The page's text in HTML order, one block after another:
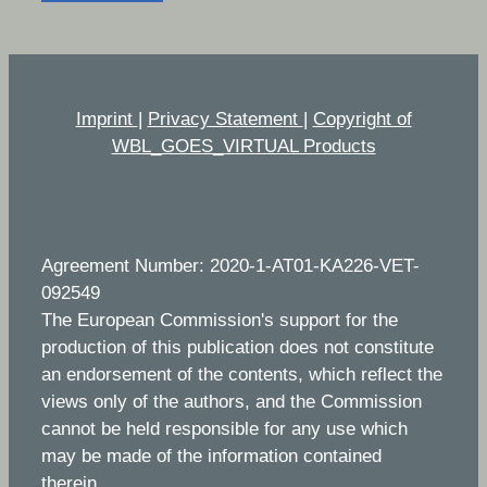
Imprint | Privacy Statement | Copyright of
WBL_GOES_VIRTUAL Products
Agreement Number: 2020-1-AT01-KA226-VET-
092549
The European Commission's support for the
production of this publication does not constitute
an endorsement of the contents, which reflect the
views only of the authors, and the Commission
cannot be held responsible for any use which
may be made of the information contained
therein.